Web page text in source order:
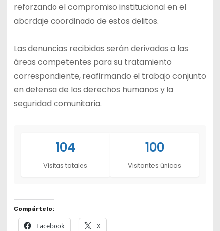
reforzando el compromiso institucional en el
abordaje coordinado de estos delitos.
Las denuncias recibidas serán derivadas a las
áreas competentes para su tratamiento
correspondiente, reafirmando el trabajo conjunto
en defensa de los derechos humanos y la
seguridad comunitaria.
104
Visitas totales
100
Visitantes únicos
Compártelo:
Facebook X